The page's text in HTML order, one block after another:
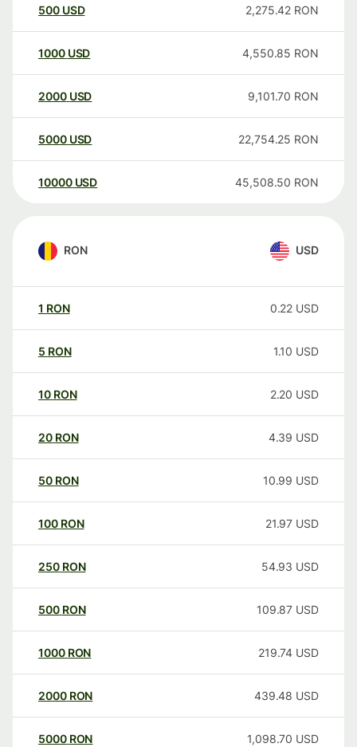
500 USD 2,275.42 RON
1000 USD 4,550.85 RON
2000 USD 9,101.70 RON
5000 USD 22,754.25 RON
10000 USD 45,508.50 RON
RON USD
1 RON 0.22 USD
5 RON 1.10 USD
10 RON 2.20 USD
20 RON 4.39 USD
50 RON 10.99 USD
100 RON 21.97 USD
250 RON 54.93 USD
500 RON 109.87 USD
1000 RON 219.74 USD
2000 RON 439.48 USD
5000 RON 1,098.70 USD